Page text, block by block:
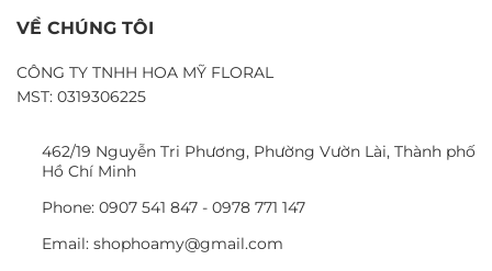
VỀ CHÚNG TÔI
CÔNG TY TNHH HOA MỸ FLORAL
MST: 0319306225
462/19 Nguyễn Tri Phương, Phường Vườn Lài, Thành phố
Hồ Chí Minh
Phone: 0907 541 847 - 0978 771 147
Email: shophoamy@gmail.com